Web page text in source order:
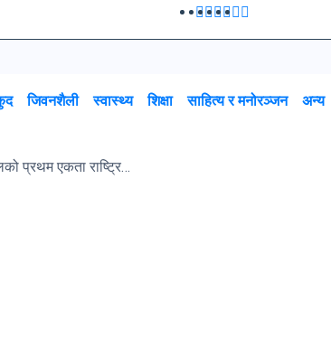
जिवनशैली स्वास्थ्य शिक्षा साहित्य र मनोरञ्जन अन्य
भर्खरै सम्पन्न जनता समाजवादी पार्टी नेपालको प्रथम एकता राष्ट्रिय महाधिवेशन बारेमा यस्तो बोले माननीय राजकिशोर यादव